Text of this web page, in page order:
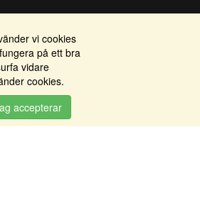
Områden
Alkomätare / alkolås
Elprodukter
Serviceinredningar
Tillbehörs artiklar
vi cookies
på ett bra
vidare
cookies.
accepterar